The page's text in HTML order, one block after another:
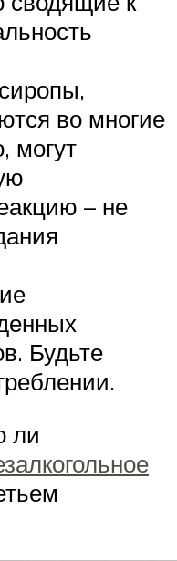
во многие
могут
– не
Будьте
ли